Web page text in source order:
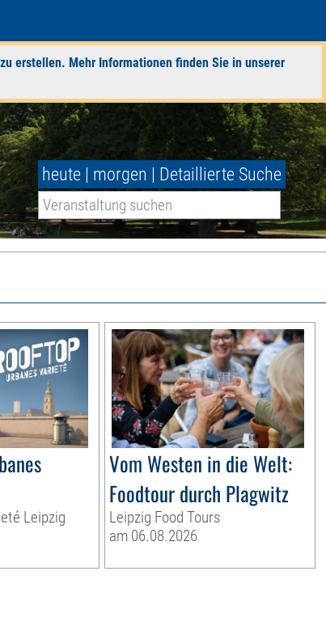
erstellen. Mehr Informationen finden Sie in unserer
heute | morgen | Detaillierte Suche
Leipzig
Vom Westen in die Welt:
Foodtour durch Plagwitz
Leipzig Food Tours
am 06.08.2026